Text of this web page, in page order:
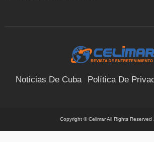
Noticias De Cuba Política De
Copyright © Celimar All Rights Reserved